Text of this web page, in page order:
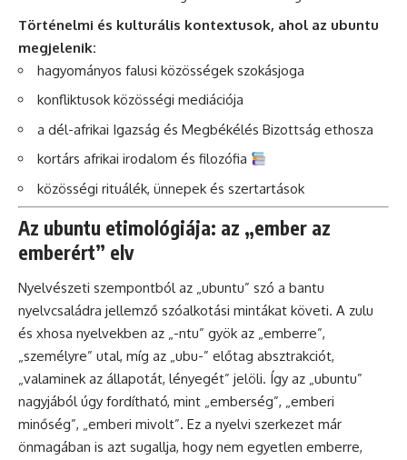
Történelmi és kulturális kontextusok, ahol az ubuntu
megjelenik:
hagyományos falusi közösségek szokásjoga
konfliktusok közösségi mediációja
a dél-afrikai Igazság és Megbékélés Bizottság ethosza
kortárs afrikai irodalom és filozófia
közösségi rituálék, ünnepek és szertartások
Az ubuntu etimológiája: az „ember az
emberért” elv
Nyelvészeti szempontból az „ubuntu” szó a bantu
nyelvcsaládra jellemző szóalkotási mintákat követi. A zulu
és xhosa nyelvekben az „-ntu” gyök az „emberre”,
„személyre” utal, míg az „ubu-” előtag absztrakciót,
„valaminek az állapotát, lényegét” jelöli. Így az „ubuntu”
nagyjából úgy fordítható, mint „emberség”, „emberi
minőség”, „emberi mivolt”. Ez a nyelvi szerkezet már
önmagában is azt sugallja, hogy nem egyetlen emberre,